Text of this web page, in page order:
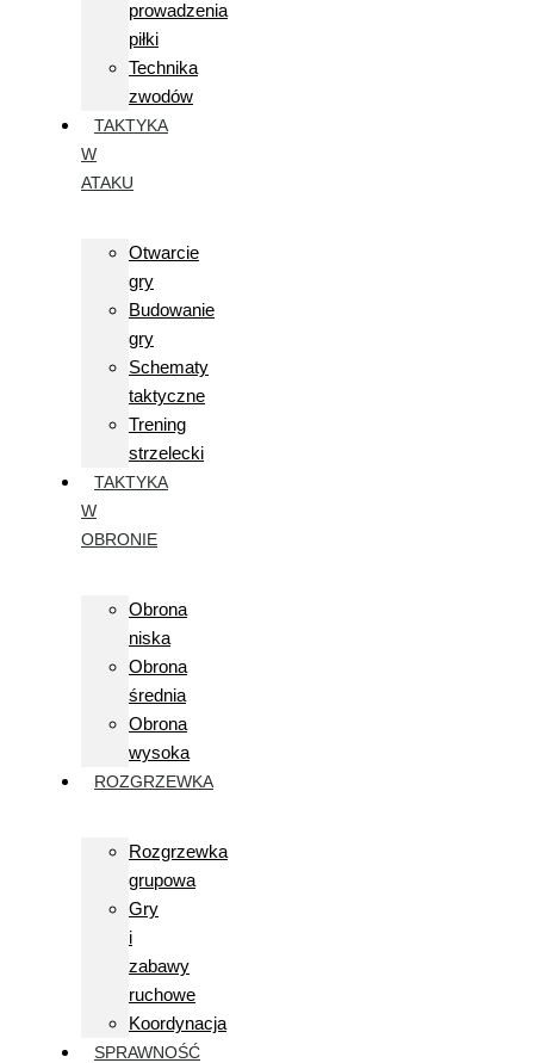
prowadzenia
piłki
Technika
zwodów
TAKTYKA
W
ATAKU
Otwarcie
gry
Budowanie
gry
Schematy
taktyczne
Trening
strzelecki
TAKTYKA
W
OBRONIE
Obrona
niska
Obrona
średnia
Obrona
wysoka
ROZGRZEWKA
Rozgrzewka
grupowa
Gry
i
zabawy
ruchowe
Koordynacja
SPRAWNOŚĆ